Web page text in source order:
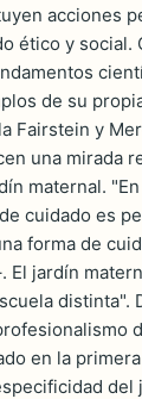
acciones
ético y social.
de su
Fairstein y
una mirada
maternal.
cuidado es
forma de
El jardín
distinta".
en la
del